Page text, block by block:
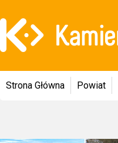
Strona Główna Powiat